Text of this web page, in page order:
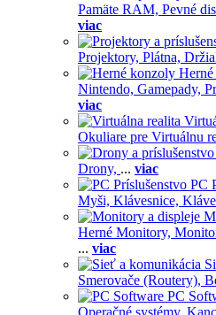
Pamäte RAM, Pevné
viac
Projektory, Plátna,
Nintendo, Gamepady,
viac
Okuliare pre Virtuálnu
Drony, ... viac
PC
Myši, Klávesnice,
Herné Monitory,
... viac
Smerovače (Routery),
PC
Operačné systémy,